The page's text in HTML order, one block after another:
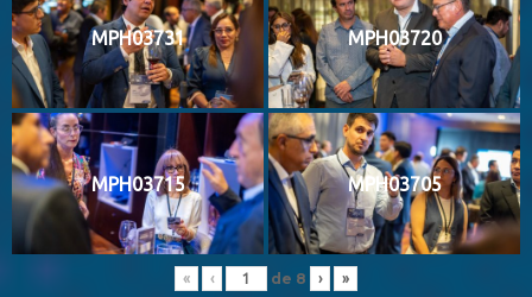
MPH03731 MPH03720
MPH03715 MPH03705
« ‹ de 8 › »